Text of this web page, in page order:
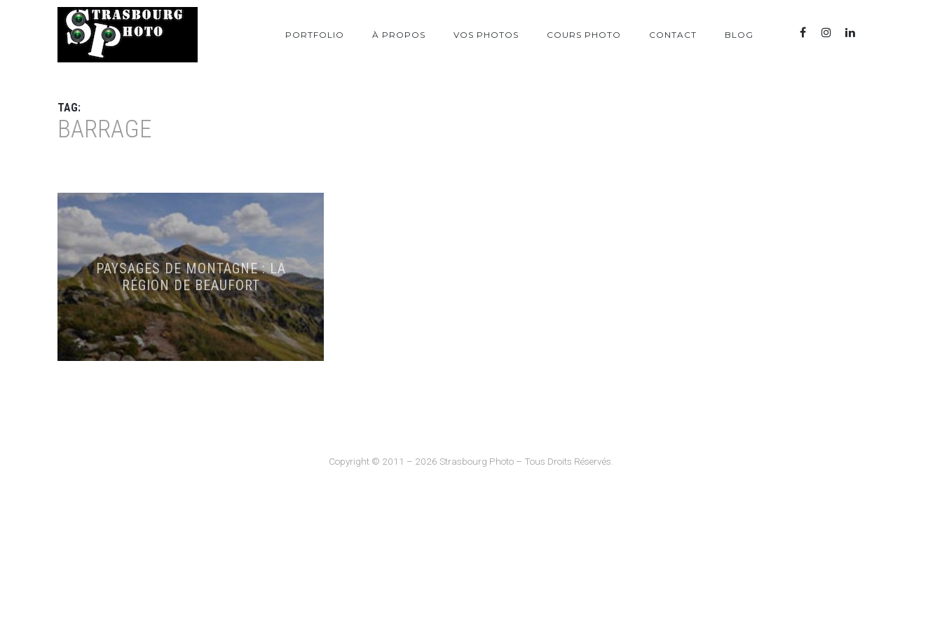
PORTFOLIO À PROPOS VOS PHOTOS COURS PHOTO CONTACT BLOG
TAG:
BARRAGE
PAYSAGES DE MONTAGNE : LA
RÉGION DE BEAUFORT
Copyright © 2011 – 2026 Strasbourg Photo – Tous Droits Réservés.